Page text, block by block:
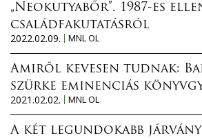
„Neokutyabőr”. 1987-es
családfakutatásról
2022.02.09.
MNL OL
Amiről kevesen tudnak:
szürke eminenciás
2021.02.02.
MNL OL
A két legundokabb járvány